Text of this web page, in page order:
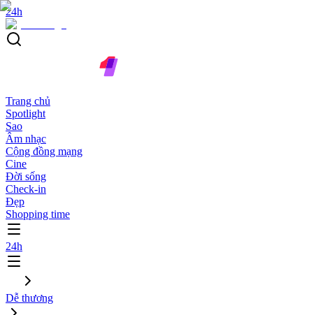
24h
Trang chủ
Spotlight
Sao
Âm nhạc
Cộng đồng mạng
Cine
Đời sống
Check-in
Đẹp
Shopping time
24h
Dễ thương